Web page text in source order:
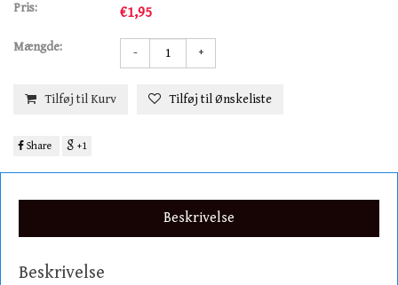
Pris:
€1,95
Mængde: - +
Tilføj til Kurv Tilføj til Ønskeliste
Share +1
Beskrivelse
Beskrivelse